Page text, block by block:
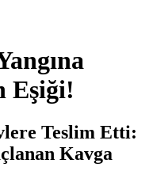
Eşiği!
Teslim Etti:
Kavga